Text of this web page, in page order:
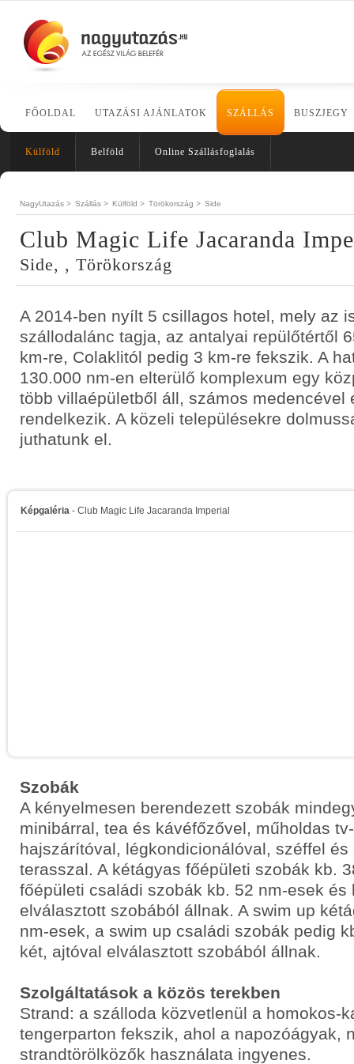
FŐOLDAL UTAZÁSI AJÁNLATOK SZÁLLÁS BUSZJEGY
Külföld Belföld Online Szállásfoglalás
NagyUtazás > Szállás > Külföld > Törökország > Side
Club Magic Life Jacaranda
Side, , Törökország
A 2014-ben nyílt 5 csillagos hotel, mely az
szállodalánc tagja, az antalyai repülőtértől
km-re, Colaklitól pedig 3 km-re fekszik. A
130.000 nm-en elterülő komplexum egy
több villaépületből áll, számos medencével
rendelkezik. A közeli településekre
juthatunk el.
Képgaléria - Club Magic Life Jacaranda Imperial
Szobák
A kényelmesen berendezett szobák
minibárral, tea és kávéfőzővel, műholdas
hajszárítóval, légkondicionálóval, széffel
terasszal. A kétágyas főépületi szobák kb.
főépületi családi szobák kb. 52 nm-esek és
elválasztott szobából állnak. A swim up
nm-esek, a swim up családi szobák pedig
két, ajtóval elválasztott szobából állnak.
Szolgáltatások a közös terekben
Strand: a szálloda közvetlenül a homokos-
tengerparton fekszik, ahol a napozóágyak,
strandtörölközők használata ingyenes.